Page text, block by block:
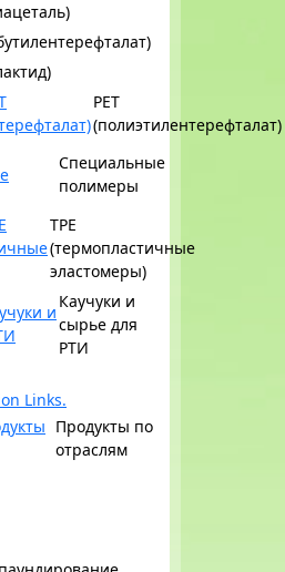
PET
(полиэтилентерефталат)
Специальные
полимеры
TPE
(термопластичные
эластомеры)
Каучуки и
сырье для
РТИ
Продукты по
отраслям